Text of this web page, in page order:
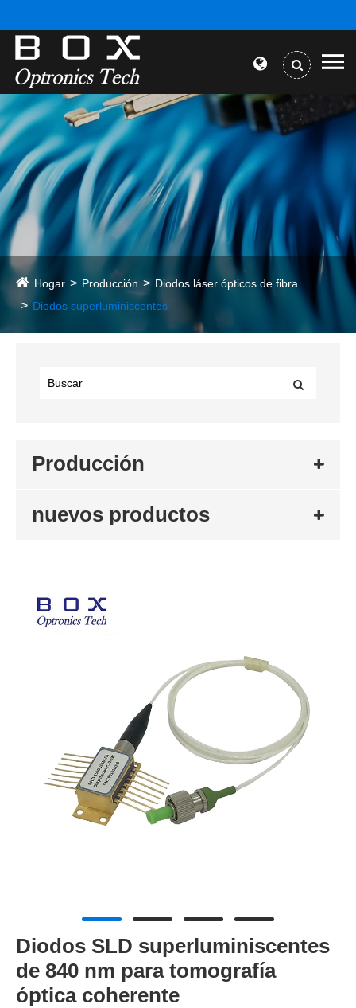
Hogar Producción
Diodos láser ópticos de fibra
Diodos superluminiscentes
Producción
nuevos productos
Diodos SLD superluminiscentes
de 840 nm para tomografía
óptica coherente